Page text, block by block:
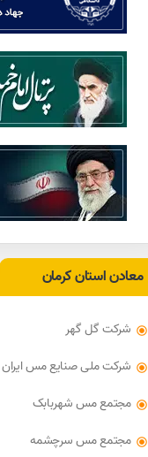
معادن استان کرمان
شرکت گل گهر
شرکت ملی صنایع مس ایران
مجتمع مس شهربابک
مجتمع مس سرچشمه